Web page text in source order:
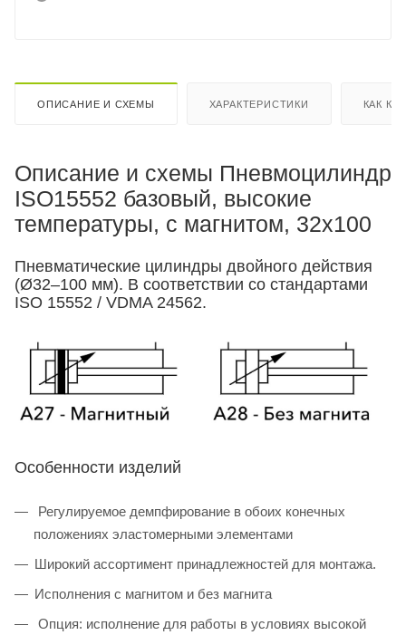
ОПИСАНИЕ И СХЕМЫ ХАРАКТЕРИСТИКИ КАК
Описание и схемы Пневмоцилиндр
ISO15552 базовый, высокие
температуры, с магнитом, 32x100
Пневматические цилиндры двойного действия
(Ø32–100 мм). В соответствии со стандартами
ISO 15552 / VDMA 24562.
Особенности изделий
Регулируемое демпфирование в обоих конечных
положениях эластомерными элементами
Широкий ассортимент принадлежностей для монтажа.
Исполнения с магнитом и без магнита
Опция: исполнение для работы в условиях высокой